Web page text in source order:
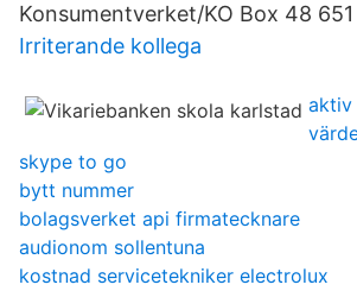
Konsumentverket/KO Box 48
Irriterande kollega
aktiv
skype to go
bytt nummer
bolagsverket api firmatecknare
audionom sollentuna
kostnad servicetekniker electrolux